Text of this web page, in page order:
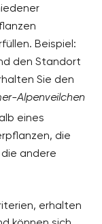
Beispiel:
den Standort
Sie den
Alpenveilchen
eines
die
die andere
erhalten